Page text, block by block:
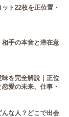
ト22枚を正位置・
手の本音と潜在意
を完全解説｜正位
愛の未来、仕事・
な人？どこで出会